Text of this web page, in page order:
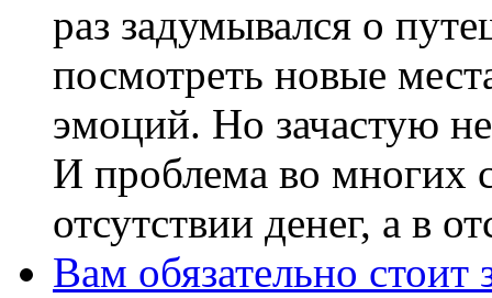
раз задумывался о
посмотреть новые
эмоций. Но зачастую не
И проблема во многих
отсутствии денег, а в
Вам обязательно стоит